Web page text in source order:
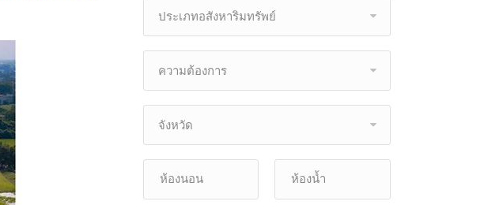
ประเภทอสังหาริมทรัพย์
ความต้องการ
จังหวัด